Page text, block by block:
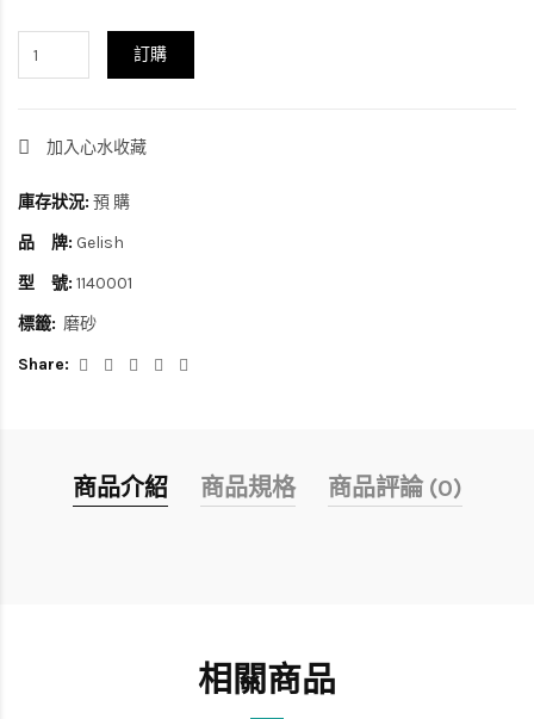
訂購
加入心水收藏
庫存狀況: 預 購
品 牌: Gelish
型 號: 1140001
標籤: 磨砂
Share:
商品介紹 商品規格 商品評論 (0)
相關商品